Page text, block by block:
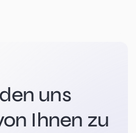
uns
Ihnen zu